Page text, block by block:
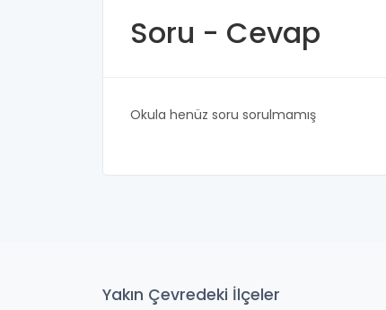
Soru - Cevap
Okula henüz soru sorulmamış
Yakın Çevredeki İlçeler